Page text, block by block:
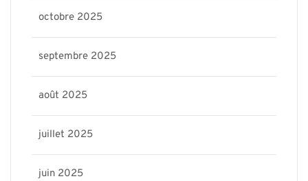
octobre 2025
septembre 2025
août 2025
juillet 2025
juin 2025